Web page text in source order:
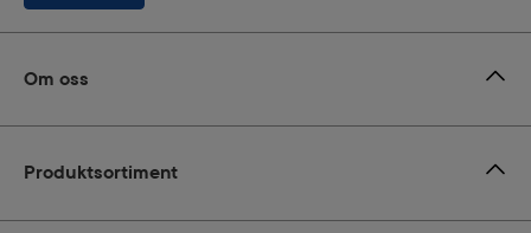
Om oss
Produktsortiment